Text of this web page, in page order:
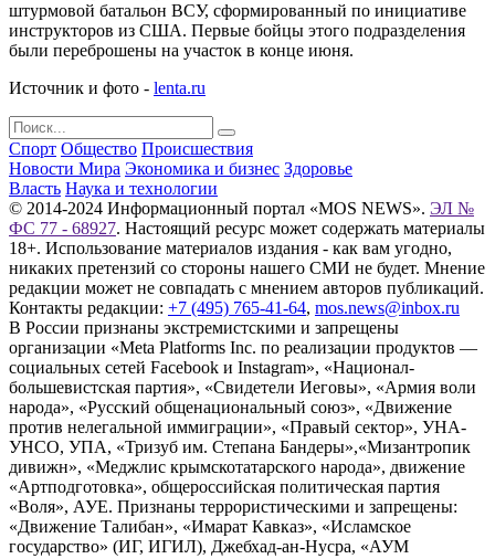
штурмовой батальон ВСУ, сформированный по инициативе
инструкторов из США. Первые бойцы этого подразделения
были переброшены на участок в конце июня.
Источник и фото - lenta.ru
Спорт Общество Происшествия
Новости Мира Экономика и бизнес Здоровье
Власть Наука и технологии
© 2014-2024 Информационный портал «MOS NEWS». ЭЛ №
ФС 77 - 68927. Настоящий ресурс может содержать материалы
18+. Использование материалов издания - как вам угодно,
никаких претензий со стороны нашего СМИ не будет. Мнение
редакции может не совпадать с мнением авторов публикаций.
Контакты редакции: +7 (495) 765-41-64, mos.news@inbox.ru
В России признаны экстремистскими и запрещены
организации «Meta Platforms Inc. по реализации продуктов —
социальных сетей Facebook и Instagram», «Национал-
большевистская партия», «Свидетели Иеговы», «Армия воли
народа», «Русский общенациональный союз», «Движение
против нелегальной иммиграции», «Правый сектор», УНА-
УНСО, УПА, «Тризуб им. Степана Бандеры»,«Мизантропик
дивижн», «Меджлис крымскотатарского народа», движение
«Артподготовка», общероссийская политическая партия
«Воля», АУЕ. Признаны террористическими и запрещены:
«Движение Талибан», «Имарат Кавказ», «Исламское
государство» (ИГ, ИГИЛ), Джебхад-ан-Нусра, «АУМ